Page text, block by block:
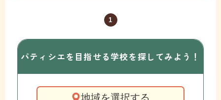
1
パティシエを目指せる学校を探してみよう！
地域を選択する